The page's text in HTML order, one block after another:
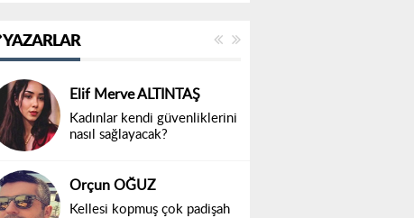
YAZARLAR
Elif Merve ALTINTAŞ
Kadınlar kendi güvenliklerini
nasıl sağlayacak?
Orçun OĞUZ
Kellesi kopmuş çok padişah